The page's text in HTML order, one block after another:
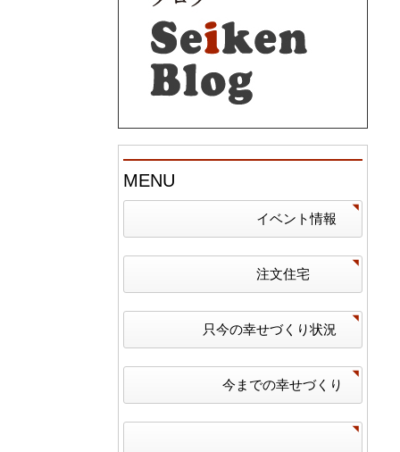
MENU
イベント情報
注文住宅
只今の幸せづくり状況
今までの幸せづくり